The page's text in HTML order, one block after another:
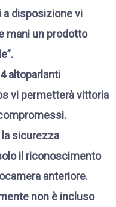
disposizione vi
mani un prodotto
altoparlanti
vi permetterà vittoria
la sicurezza
il riconoscimento
anteriore.
non è incluso